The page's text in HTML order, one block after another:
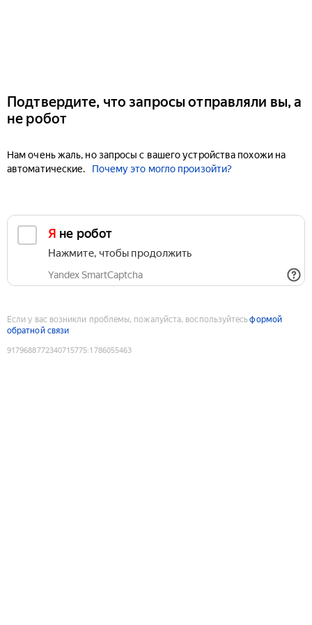
Подтвердите, что запросы отправляли вы, а
не робот
Нам очень жаль, но запросы с вашего устройства похожи на
автоматические.
Почему это могло произойти?
Я не робот
Нажмите, чтобы продолжить
Yandex SmartCaptcha
Если у вас возникли проблемы, пожалуйста, воспользуйтесьформой
обратной связи
9179688772340715775:1786055463